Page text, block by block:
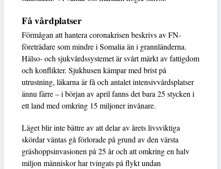
Få vårdplatser
Förmågan att hantera coronakrisen beskrivs av FN-
företrädare som mindre i Somalia än i grannländerna.
Hälso- och sjukvårdssystemet är svårt märkt av fattigdom
och konflikter. Sjukhusen kämpar med brist på
utrustning, läkarna är få och antalet intensivvårdsplatser
ännu färre – i början av april fanns det bara 25 stycken i
ett land med omkring 15 miljoner invånare.
Läget blir inte bättre av att delar av årets livsviktiga
skördar väntas gå förlorade på grund av den värsta
gräshoppsinvasionen på 25 år och att omkring en halv
miljon människor har tvingats på flykt undan